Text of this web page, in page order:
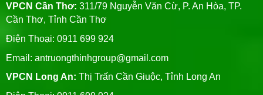
VPCN Cần Thơ: 311/79 Nguyễn Văn Cừ, P. An Hòa, TP.
Cần Thơ, Tỉnh Cần Thơ
Điện Thoại: 0911 699 924
Email: antruongthinhgroup@gmail.com
VPCN Long An: Thị Trấn Cần Giuộc, Tỉnh Long An